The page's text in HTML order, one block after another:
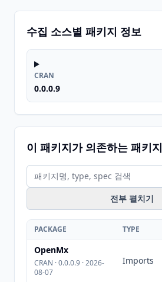
수집 소스별 패키지 정보
CRAN
0.0.0.9
이 패키지가 의존하는 패키지
전부 펼치기
PACKAGE TYPE
OpenMx
CRAN · 0.0.0.9 · 2026-
08-07
Imports